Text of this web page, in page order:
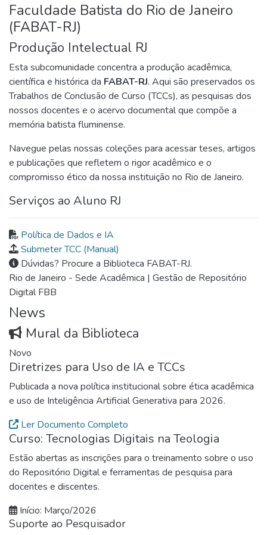
Faculdade Batista do Rio de Janeiro
(FABAT-RJ)
Produção Intelectual RJ
Esta subcomunidade concentra a produção acadêmica,
científica e histórica da FABAT-RJ. Aqui são preservados os
Trabalhos de Conclusão de Curso (TCCs), as pesquisas dos
nossos docentes e o acervo documental que compõe a
memória batista fluminense.
Navegue pelas nossas coleções para acessar teses, artigos
e publicações que refletem o rigor acadêmico e o
compromisso ético da nossa instituição no Rio de Janeiro.
Serviços ao Aluno RJ
Política de Dados e IA
Submeter TCC (Manual)
Dúvidas? Procure a Biblioteca FABAT-RJ.
Rio de Janeiro - Sede Acadêmica | Gestão de Repositório
Digital FBB
News
Mural da Biblioteca
Novo
Diretrizes para Uso de IA e TCCs
Publicada a nova política institucional sobre ética acadêmica
e uso de Inteligência Artificial Generativa para 2026.
Ler Documento Completo
Curso: Tecnologias Digitais na Teologia
Estão abertas as inscrições para o treinamento sobre o uso
do Repositório Digital e ferramentas de pesquisa para
docentes e discentes.
Início: Março/2026
Suporte ao Pesquisador